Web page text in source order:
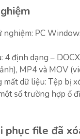
PC
4 định dạng –
MP4 và MOV
dữ liệu: Tệp bị
số trường hợp ổ
phục file đã